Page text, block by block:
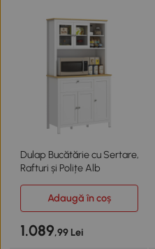
Dulap Bucătărie cu Sertare,
Rafturi și Polițe Alb
Adaugă în coș
1.089,99 Lei